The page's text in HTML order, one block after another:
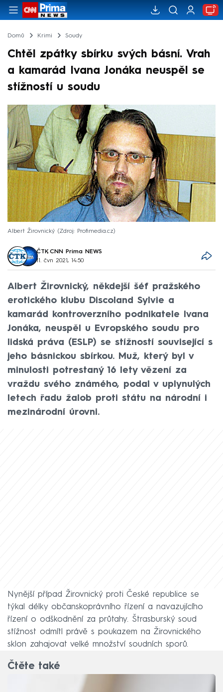
Domů Krimi Soudy
Chtěl zpátky sbírku svých básní. Vrah
a kamarád Ivana Jonáka neuspěl se
stížností u soudu
Albert Žirovnický Zdroj: Profimedia.cz
ČTK, CNN Prima NEWS
11. čvn 2021, 14:50
Albert Žirovnický, někdejší šéf pražského
erotického klubu Discoland Sylvie a
kamarád kontroverzního podnikatele Ivana
Jonáka, neuspěl u Evropského soudu pro
lidská práva (ESLP) se stížností související s
jeho básnickou sbírkou. Muž, který byl v
minulosti potrestaný 16 lety vězení za
vraždu svého známého, podal v uplynulých
letech řadu žalob proti státu na národní i
mezinárodní úrovni.
Nynější případ Žirovnický proti České republice se
týkal délky občanskoprávního řízení a navazujícího
řízení o odškodnění za průtahy. Štrasburský soud
stížnost odmítl právě s poukazem na Žirovnického
sklon zahajovat velké množství soudních sporů.
Čtěte také